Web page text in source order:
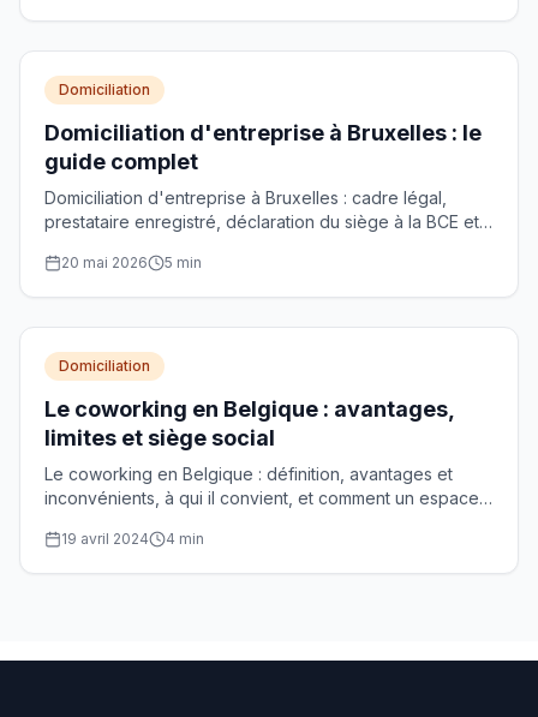
Domiciliation
Domiciliation d'entreprise à Bruxelles : le
guide complet
Domiciliation d'entreprise à Bruxelles : cadre légal,
prestataire enregistré, déclaration du siège à la BCE et
20 mai 2026 5 min
Domiciliation
Le coworking en Belgique : avantages,
limites et siège social
Le coworking en Belgique : définition, avantages et
inconvénients, à qui il convient, et comment un espace
19 avril 2024 4 min